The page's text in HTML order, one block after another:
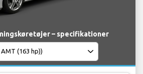
– specifikationer